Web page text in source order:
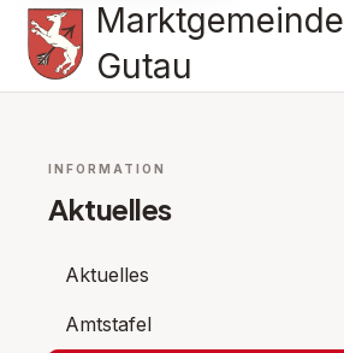
Marktgemeinde
Gutau
INFORMATION
Aktuelles
Aktuelles
Amtstafel